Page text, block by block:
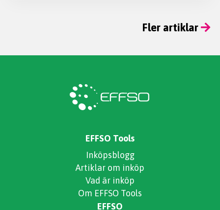
Fler artiklar
EFFSO Tools
Inköpsblogg
Artiklar om inköp
Vad är inköp
Om EFFSO Tools
EFFSO